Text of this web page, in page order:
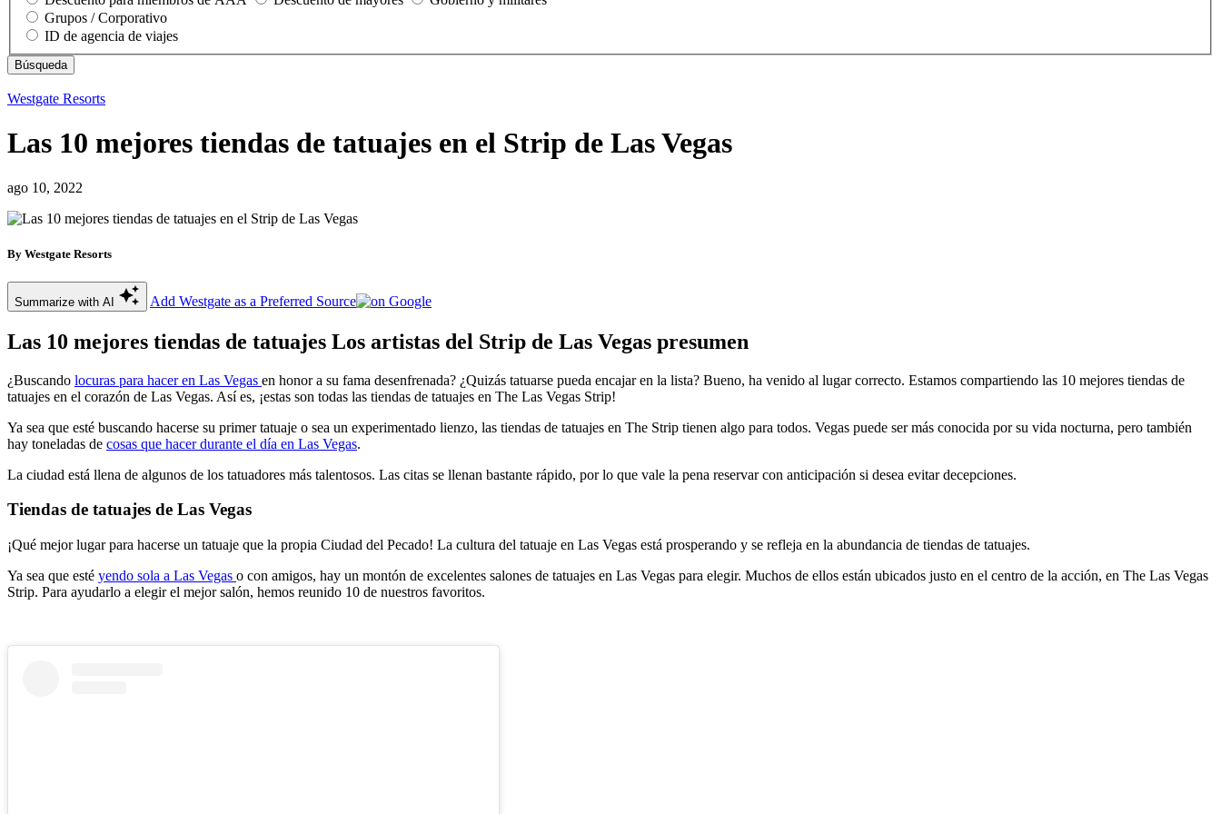
Grupos / Corporativo
ID de agencia de viajes
Westgate Resorts
Las 10 mejores tiendas de tatuajes en el Strip de Las Vegas
ago 10, 2022
By Westgate Resorts
Summarize with AI Add Westgate as a Preferred Source
Las 10 mejores tiendas de tatuajes Los artistas del Strip de Las Vegas presumen
¿Buscando locuras para hacer en Las Vegas en honor a su fama desenfrenada? ¿Quizás tatuarse pueda encajar en la lista? Bueno, ha venido al lugar correcto. Estamos compartiendo las 10 mejores tiendas de
tatuajes en el corazón de Las Vegas. Así es, ¡estas son todas las tiendas de tatuajes en The Las Vegas Strip!
Ya sea que esté buscando hacerse su primer tatuaje o sea un experimentado lienzo, las tiendas de tatuajes en The Strip tienen algo para todos. Vegas puede ser más conocida por su vida nocturna, pero también
hay toneladas de cosas que hacer durante el día en Las Vegas.
La ciudad está llena de algunos de los tatuadores más talentosos. Las citas se llenan bastante rápido, por lo que vale la pena reservar con anticipación si desea evitar decepciones.
Tiendas de tatuajes de Las Vegas
¡Qué mejor lugar para hacerse un tatuaje que la propia Ciudad del Pecado! La cultura del tatuaje en Las Vegas está prosperando y se refleja en la abundancia de tiendas de tatuajes.
Ya sea que esté yendo sola a Las Vegas o con amigos, hay un montón de excelentes salones de tatuajes en Las Vegas para elegir. Muchos de ellos están ubicados justo en el centro de la acción, en The Las Vegas
Strip. Para ayudarlo a elegir el mejor salón, hemos reunido 10 de nuestros favoritos.